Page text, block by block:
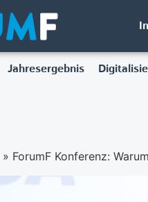
Jahresergebnis
» ForumF Konferenz: